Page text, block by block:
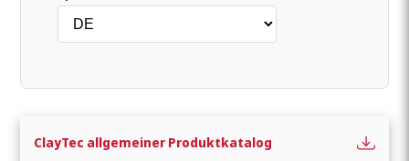
ClayTec allgemeiner Produktkatalog